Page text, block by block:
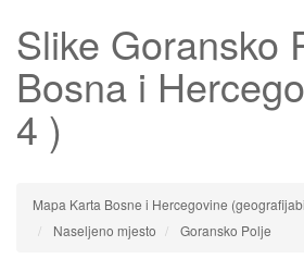
Slike Goransko
Bosna i
4 )
Mapa Karta Bosne i Hercegovine
Naseljeno mjesto
Goransko Polje